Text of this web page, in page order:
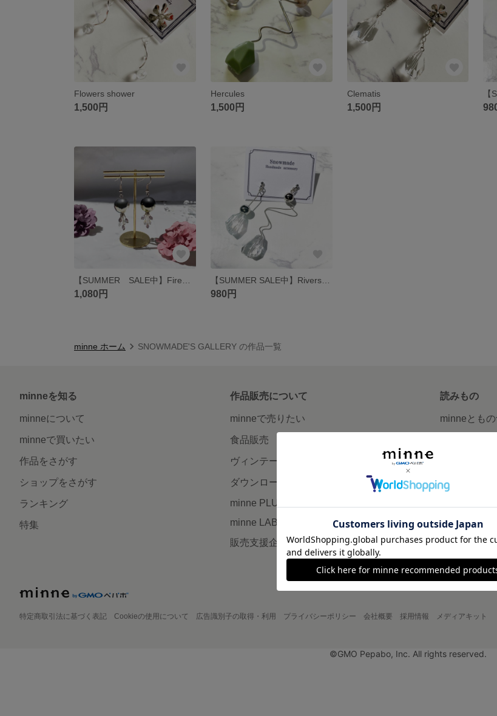
Flowers shower
1,500円
Hercules
1,500円
Clematis
1,500円
1,080円
【SUMMER SALE中】Rivers Voice
980円
minne ホーム SNOWMADE'S GALLERY の作品一覧
minneを知る
minneについて
minneで買いたい
作品をさがす
ショップをさがす
ランキング
特集
作品販売について
minneで売りたい
食品販売
ヴィンテージ販売
ダウンロード販売
minne PLUS
minne LAB
販売支援企画・イベント
読みもの
minneとも
minneの本
広告出稿に
特定商取引法に基づく表記 Cookieの使用について 広告識別子の取得・利用 プライバシーポリシー 会社概要 採用情報 メディアキット
©GMO Pepabo, Inc. All rights reserved.